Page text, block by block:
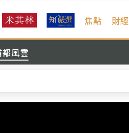
焦點 財經
都風雲
下二軍 日媒感嘆「好事多磨」
成逾半 波動率降至2個月低
情 侯友宜揭這類災損最多